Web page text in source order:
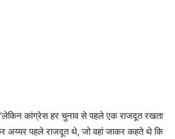
कांग्रेस हर चुनाव से पहले एक राजदूत रखता
अय्यर पहले राजदूत थे, जो वहां जाकर कहते थे कि